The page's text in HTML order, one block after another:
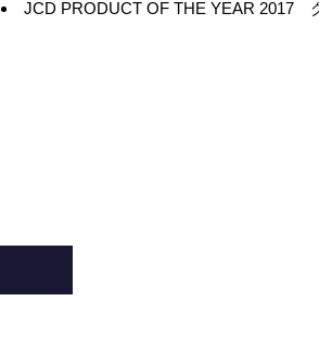
JCD PRODUCT OF THE YEAR 2017